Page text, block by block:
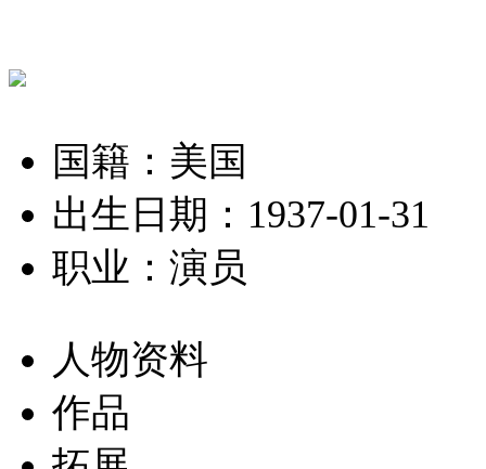
国籍：美国
出生日期：1937-01-31
职业：演员
人物资料
作品